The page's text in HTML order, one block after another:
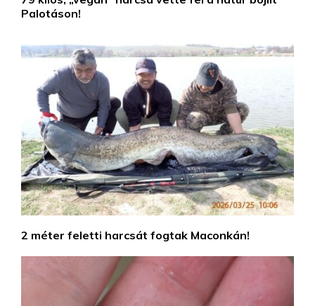
Palotáson!
2 méter feletti harcsát fogtak Maconkán!